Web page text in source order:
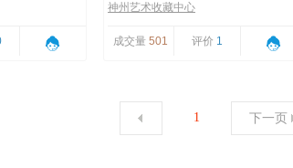
神州艺术收藏中心
成交量 501 评价 1
1 下一页